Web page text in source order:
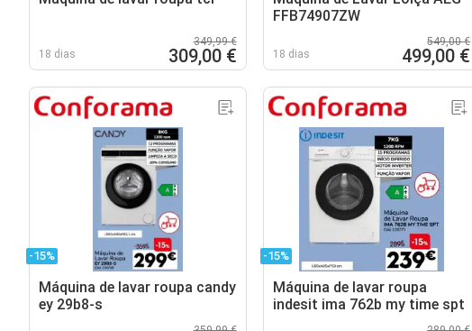
18 dias
349,99 €
309,00 €
FFB74907ZW
18 dias
549,00 €
499,00 €
-15%
Máquina de lavar roupa candy
ey 29b8-s
-15%
Máquina de lavar roupa
indesit ima 762b my time spt